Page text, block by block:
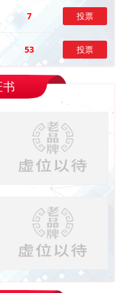
7 投票
53 投票